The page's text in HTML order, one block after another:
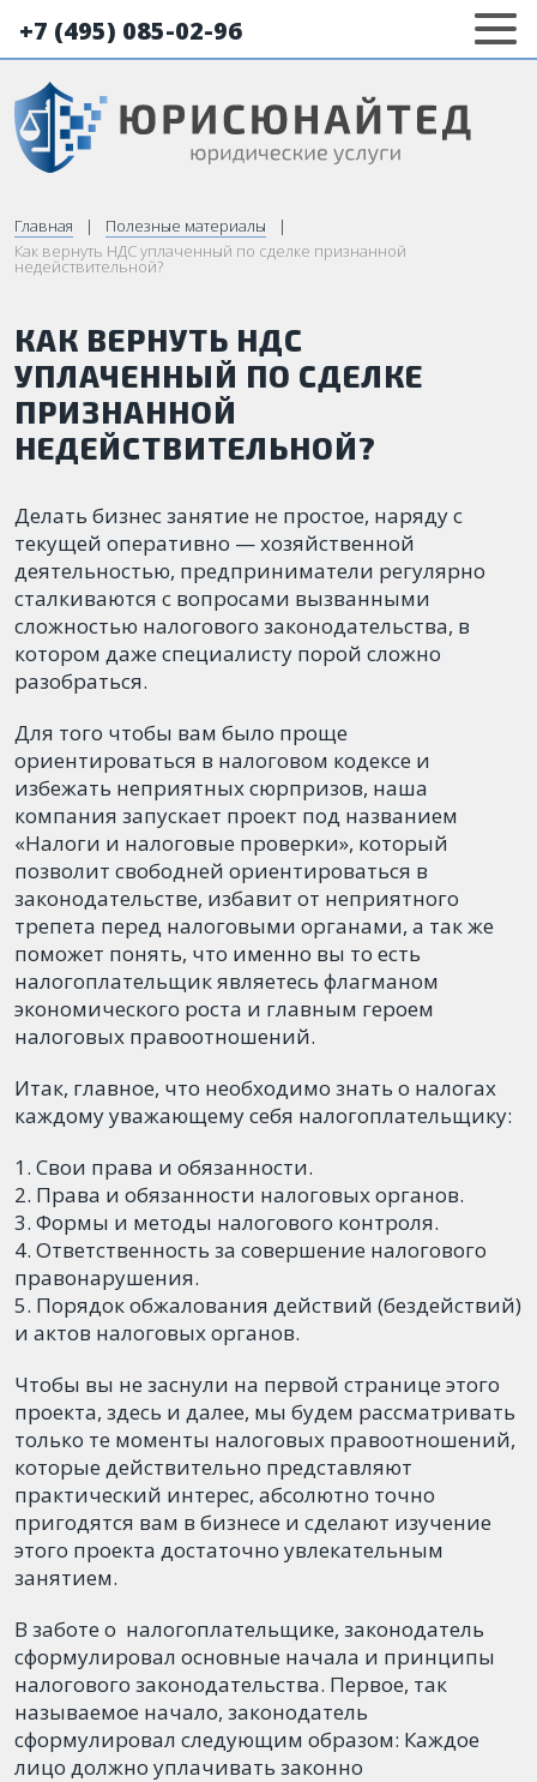
+7 (495) 085-02-96
Главная
Полезные материалы
Как вернуть НДС уплаченный по сделке признанной
недействительной?
КАК ВЕРНУТЬ НДС
УПЛАЧЕННЫЙ ПО СДЕЛКЕ
ПРИЗНАННОЙ
НЕДЕЙСТВИТЕЛЬНОЙ?
Делать бизнес занятие не простое, наряду с
текущей оперативно — хозяйственной
деятельностью, предприниматели регулярно
сталкиваются с вопросами вызванными
сложностью налогового законодательства, в
котором даже специалисту порой сложно
разобраться.
Для того чтобы вам было проще
ориентироваться в налоговом кодексе и
избежать неприятных сюрпризов, наша
компания запускает проект под названием
«Налоги и налоговые проверки», который
позволит свободней ориентироваться в
законодательстве, избавит от неприятного
трепета перед налоговыми органами, а так же
поможет понять, что именно вы то есть
налогоплательщик являетесь флагманом
экономического роста и главным героем
налоговых правоотношений.
Итак, главное, что необходимо знать о налогах
каждому уважающему себя налогоплательщику:
Свои права и обязанности.
Права и обязанности налоговых органов.
Формы и методы налогового контроля.
Ответственность за совершение налогового
правонарушения.
Порядок обжалования действий (бездействий)
и актов налоговых органов.
Чтобы вы не заснули на первой странице этого
проекта, здесь и далее, мы будем рассматривать
только те моменты налоговых правоотношений,
которые действительно представляют
практический интерес, абсолютно точно
пригодятся вам в бизнесе и сделают изучение
этого проекта достаточно увлекательным
занятием.
В заботе о налогоплательщике, законодатель
сформулировал основные начала и принципы
налогового законодательства. Первое, так
называемое начало, законодатель
сформулировал следующим образом: Каждое
лицо должно уплачивать законно